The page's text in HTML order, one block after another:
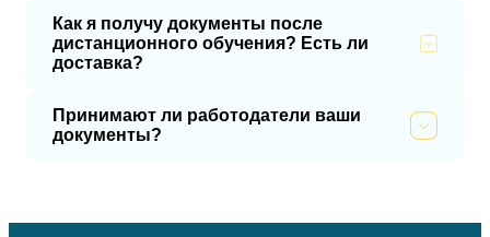
Как я получу документы после
дистанционного обучения? Есть ли
доставка?
Принимают ли работодатели ваши
документы?